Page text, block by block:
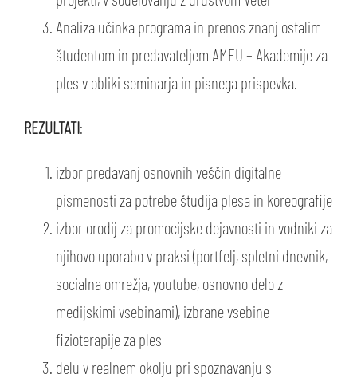
Analiza učinka programa in prenos znanj ostalim
študentom in predavateljem AMEU – Akademije za
ples v obliki seminarja in pisnega prispevka.
REZULTATI:
izbor predavanj osnovnih veščin digitalne
pismenosti za potrebe študija plesa in koreografije
izbor orodij za promocijske dejavnosti in vodniki za
njihovo uporabo v praksi (portfelj, spletni dnevnik,
socialna omrežja, youtube, osnovno delo z
medijskimi vsebinami), izbrane vsebine
fizioterapije za ples
delu v realnem okolju pri spoznavanju s